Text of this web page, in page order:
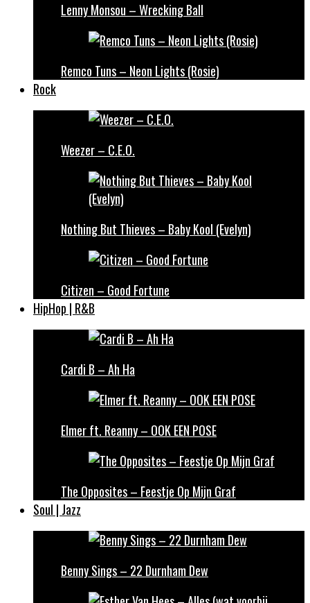
Lenny Monsou – Wrecking Ball
Remco Tuns – Neon Lights (Rosie)
Rock
Weezer – C.E.O.
Nothing But Thieves – Baby Kool (Evelyn)
Citizen – Good Fortune
HipHop | R&B
Cardi B – Ah Ha
Elmer ft. Reanny – OOK EEN POSE
The Opposites – Feestje Op Mijn Graf
Soul | Jazz
Benny Sings – 22 Durnham Dew